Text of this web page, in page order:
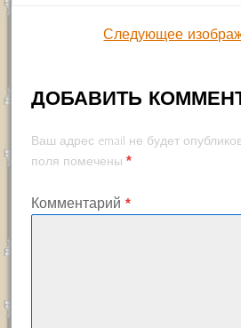
Следующее
ДОБАВИТЬ
Ваш адрес email не будет
поля помечены *
Комментарий *